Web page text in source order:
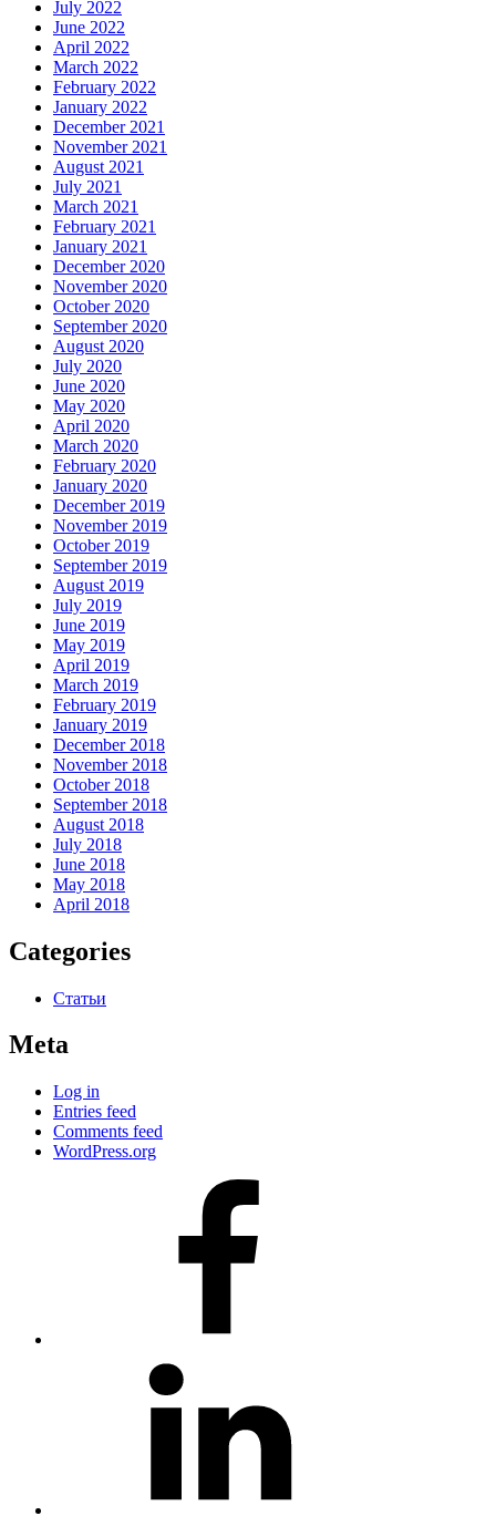
July 2022
June 2022
April 2022
March 2022
February 2022
January 2022
December 2021
November 2021
August 2021
July 2021
March 2021
February 2021
January 2021
December 2020
November 2020
October 2020
September 2020
August 2020
July 2020
June 2020
May 2020
April 2020
March 2020
February 2020
January 2020
December 2019
November 2019
October 2019
September 2019
August 2019
July 2019
June 2019
May 2019
April 2019
March 2019
February 2019
January 2019
December 2018
November 2018
October 2018
September 2018
August 2018
July 2018
June 2018
May 2018
April 2018
Categories
Статьи
Meta
Log in
Entries feed
Comments feed
WordPress.org